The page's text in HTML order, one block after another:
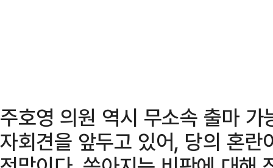
주호영 의원 역시 무소속 출마
자회견을 앞두고 있어, 당의 혼